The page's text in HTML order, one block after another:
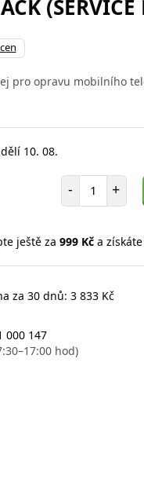
(SERVICE
pro opravu mobilního
10. 08.
- Počet položek
+
ještě za 999 Kča získáte
za 30 dnů: 3 833 Kč
000 147
hod)